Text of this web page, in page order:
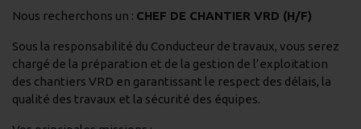
Nous recherchons un : CHEF DE CHANTIER VRD (H/F)
Sous la responsabilité du Conducteur de travaux, vous serez
chargé de la préparation et de la gestion de l’exploitation
des chantiers VRD en garantissant le respect des délais, la
qualité des travaux et la sécurité des équipes.